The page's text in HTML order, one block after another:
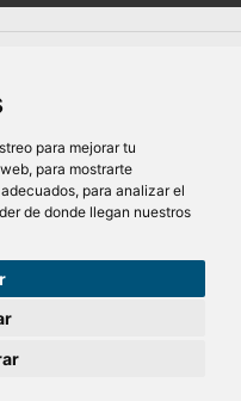
para mejorar tu
para mostrarte
para analizar el
de donde llegan nuestros
de Portugal, 25 Bajo. Lugo 27002 – España